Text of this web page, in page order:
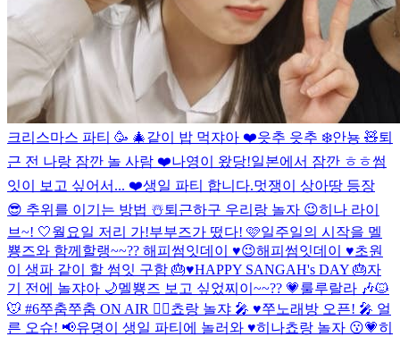
크리스마스 파티 🥳 🎄같이 밥 먹쟈아 ❤️읏추 읏추 ❄️안뇽 🧸퇴
근 전 나랑 잠깐 놀 사람 ❤️나영이 왔당!일본에서 잠깐 ㅎㅎ썸
잇이 보고 싶어서... ❤️생일 파티 합니다.멋쟁이 상아땅 등장
😎 추위를 이기는 방법 ☃️퇴근하구 우리랑 놀자 😉히나 라이
브~! 🤍월요일 저리 가!부부즈가 떴다! 🩷일주일의 시작을 멜
뿅즈와 함께할랭~~?? 해피썸잇데이 ♥️😉해피썸잇데이 ♥️초원
이 생파 같이 할 썸잇 구함 🎂♥️HAPPY SANGAH's DAY 🎂자
기 전에 놀쟈아 🌙멜뿅즈 보고 싶었찌이~~?? 💗룰루랄라 🎶🐱
🐭 #6쭈춤쭈춤 ON AIR 👯‍♀️쵸랑 놀쟈 🎤 ♥️쭈노래방 오픈! 🎤 얼
른 오슈! 📢유뎡이 생일 파티에 놀러와 ♥️히나쵸랑 놀자 😗💗히